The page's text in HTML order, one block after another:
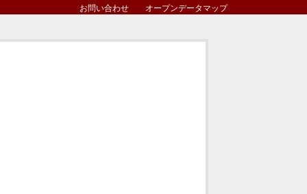
お問い合わせ オープンデータマップ